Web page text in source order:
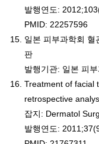
발행연도:
PMID: 22257596
일본 피부과학회 혈
판
발행기관: 일본 피부
Treatment of facial
retrospective
잡지: Dermatol Surg.
발행연도: